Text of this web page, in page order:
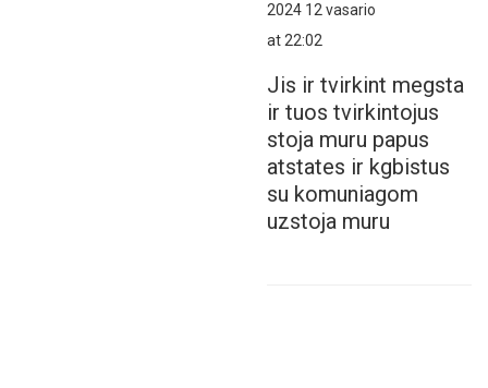
2024 12 vasario
at 22:02
Jis ir tvirkint megsta
ir tuos tvirkintojus
stoja muru papus
atstates ir kgbistus
su komuniagom
uzstoja muru